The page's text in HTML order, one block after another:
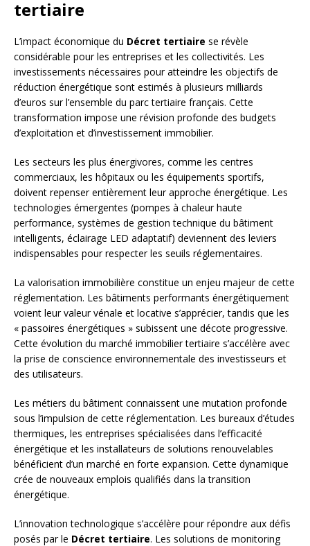
tertiaire
L’impact économique du Décret tertiaire se révèle
considérable pour les entreprises et les collectivités. Les
investissements nécessaires pour atteindre les objectifs de
réduction énergétique sont estimés à plusieurs milliards
d’euros sur l’ensemble du parc tertiaire français. Cette
transformation impose une révision profonde des budgets
d’exploitation et d’investissement immobilier.
Les secteurs les plus énergivores, comme les centres
commerciaux, les hôpitaux ou les équipements sportifs,
doivent repenser entièrement leur approche énergétique. Les
technologies émergentes (pompes à chaleur haute
performance, systèmes de gestion technique du bâtiment
intelligents, éclairage LED adaptatif) deviennent des leviers
indispensables pour respecter les seuils réglementaires.
La valorisation immobilière constitue un enjeu majeur de cette
réglementation. Les bâtiments performants énergétiquement
voient leur valeur vénale et locative s’apprécier, tandis que les
« passoires énergétiques » subissent une décote progressive.
Cette évolution du marché immobilier tertiaire s’accélère avec
la prise de conscience environnementale des investisseurs et
des utilisateurs.
Les métiers du bâtiment connaissent une mutation profonde
sous l’impulsion de cette réglementation. Les bureaux d’études
thermiques, les entreprises spécialisées dans l’efficacité
énergétique et les installateurs de solutions renouvelables
bénéficient d’un marché en forte expansion. Cette dynamique
crée de nouveaux emplois qualifiés dans la transition
énergétique.
L’innovation technologique s’accélère pour répondre aux défis
posés par le Décret tertiaire. Les solutions de monitoring